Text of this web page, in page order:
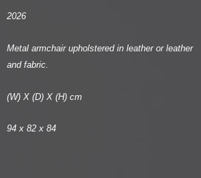
2026
Metal armchair upholstered in leather or leather
and fabric.
(W) X (D) X (H) cm
94 x 82 x 84